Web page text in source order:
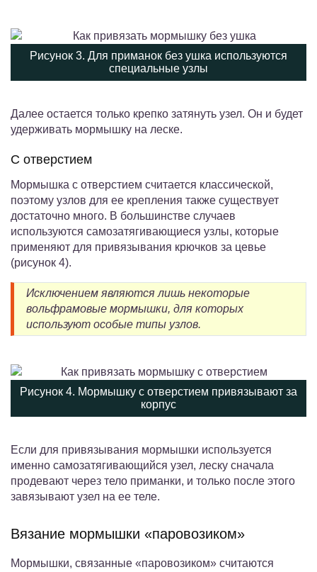
Рисунок 3. Для приманок без ушка используются
специальные узлы
Далее остается только крепко затянуть узел. Он и будет
удерживать мормышку на леске.
С отверстием
Мормышка с отверстием считается классической,
поэтому узлов для ее крепления также существует
достаточно много. В большинстве случаев
используются самозатягивающиеся узлы, которые
применяют для привязывания крючков за цевье
(рисунок 4).
Исключением являются лишь некоторые
вольфрамовые мормышки, для которых
используют особые типы узлов.
Рисунок 4. Мормышку с отверстием привязывают за
корпус
Если для привязывания мормышки используется
именно самозатягивающийся узел, леску сначала
продевают через тело приманки, и только после этого
завязывают узел на ее теле.
Вязание мормышки «паровозиком»
Мормышки, связанные «паровозиком» считаются